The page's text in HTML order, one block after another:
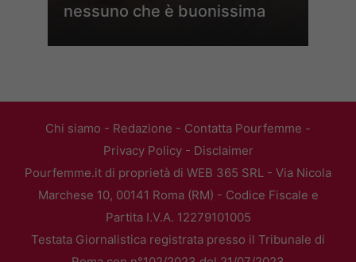
nessuno che è buonissima
Chi siamo - Redazione - Contatta Pourfemme -
Privacy Policy- Disclaimer
Pourfemme.it di proprietà di WEB 365 SRL - Via Nicola
Marchese 10, 00141 Roma (RM) - Codice Fiscale e
Partita I.V.A. 12279101005
Testata Giornalistica registrata presso il Tribunale di